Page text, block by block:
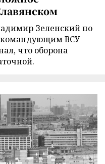
Зеленский по
ВСУ
что оборона